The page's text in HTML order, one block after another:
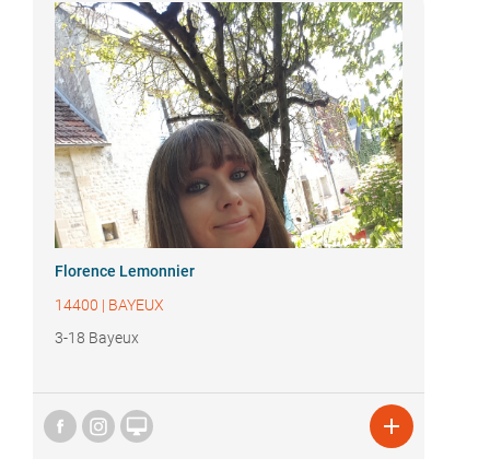
Florence Lemonnier
14400 | BAYEUX
3-18 Bayeux
 